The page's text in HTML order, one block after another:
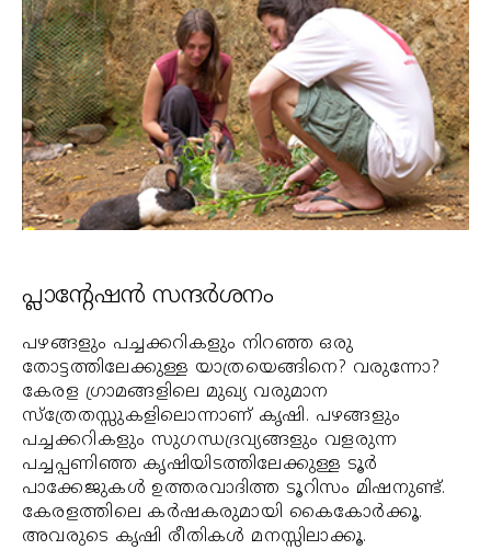
പ്ലാന്റേഷന്‍ സന്ദര്‍ശനം
പഴങ്ങളും പച്ചക്കറികളും നിറഞ്ഞ ഒരു
തോട്ടത്തിലേക്കുള്ള യാത്രയെങ്ങിനെ? വരുന്നോ?
കേരള ഗ്രാമങ്ങളിലെ മുഖ്യ വരുമാന
സ്‌ത്രേതസ്സുകളിലൊന്നാണ് കൃഷി. പഴങ്ങളും
പച്ചക്കറികളും സുഗന്ധദ്രവ്യങ്ങളും വളരുന്ന
പച്ചപ്പണിഞ്ഞ കൃഷിയിടത്തിലേക്കുള്ള ടൂര്‍
പാക്കേജുകള്‍ ഉത്തരവാദിത്ത ടൂറിസം മിഷനുണ്ട്.
കേരളത്തിലെ കര്‍ഷകരുമായി കൈകോര്‍ക്കൂ.
അവരുടെ കൃഷി രീതികള്‍ മനസ്സിലാക്കൂ.